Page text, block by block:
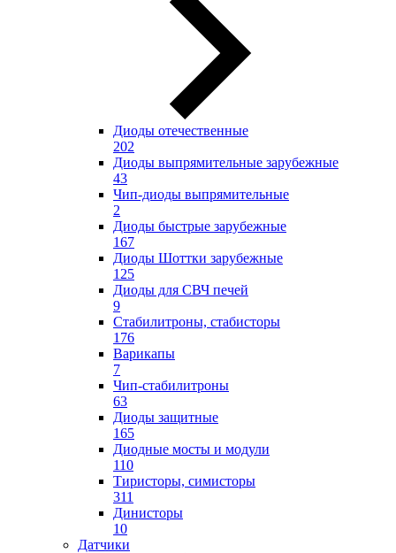
Диоды отечественные
202
Диоды выпрямительные зарубежные
43
Чип-диоды выпрямительные
2
Диоды быстрые зарубежные
167
Диоды Шоттки зарубежные
125
Диоды для СВЧ печей
9
Стабилитроны, стабисторы
176
Варикапы
7
Чип-стабилитроны
63
Диоды защитные
165
Диодные мосты и модули
110
Тиристоры, симисторы
311
Динисторы
10
Датчики